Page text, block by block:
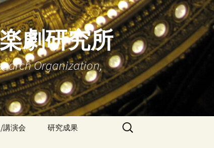
劇研究所
Organization,
講演会 研究成果
検
索: